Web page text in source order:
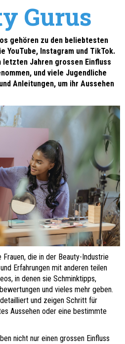
Gurus
gehören zu den beliebtesten
YouTube, Instagram und TikTok.
letzten Jahren grossen Einfluss
und viele Jugendliche
Anleitungen, um ihr Aussehen
Frauen, die in der Beauty-Industrie
Erfahrungen mit anderen teilen
in denen sie Schminktipps,
und vieles mehr geben.
und zeigen Schritt für
Aussehen oder eine bestimmte
nicht nur einen grossen Einfluss